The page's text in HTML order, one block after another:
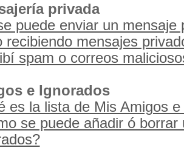
privada
puede enviar un mensaje
recibiendo mensajes
spam o correos
e Ignorados
es la lista de Mis Amigos
se puede añadir ó